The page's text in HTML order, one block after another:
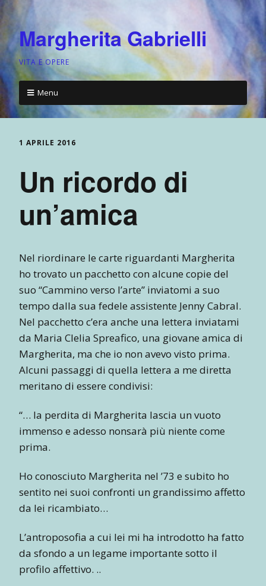
Margherita Gabrielli
VITA E OPERE
Menu
1 APRILE 2016
Un ricordo di
un’amica
Nel riordinare le carte riguardanti Margherita
ho trovato un pacchetto con alcune copie del
suo “Cammino verso l’arte” inviatomi a suo
tempo dalla sua fedele assistente Jenny Cabral.
Nel pacchetto c’era anche una lettera inviatami
da Maria Clelia Spreafico, una giovane amica di
Margherita, ma che io non avevo visto prima.
Alcuni passaggi di quella lettera a me diretta
meritano di essere condivisi:
“… la perdita di Margherita lascia un vuoto
immenso e adesso nonsarà più niente come
prima.
Ho conosciuto Margherita nel ’73 e subito ho
sentito nei suoi confronti un grandissimo affetto
da lei ricambiato…
L’antroposofia a cui lei mi ha introdotto ha fatto
da sfondo a un legame importante sotto il
profilo affettivo. ..